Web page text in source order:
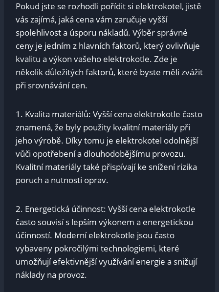
Pokud jste se rozhodli pořídit si elektrokotel, jistě
vás zajímá, jaká cena vám zaručuje vyšší
spolehlivost a úsporu nákladů. Výběr správné
ceny je jedním z hlavních faktorů, který ovlivňuje
kvalitu a výkon vašeho elektrokotle. Zde je
několik důležitých faktorů, které byste měli zvážit
při srovnávání cen.
1. Kvalita materiálů: Vyšší cena elektrokotle často
znamená, že byly použity kvalitní materiály při
jeho výrobě. Díky tomu je elektrokotel odolnější
vůči opotřebení a dlouhodobějšímu provozu.
Kvalitní materiály také přispívají ke snížení rizika
poruch a nutnosti oprav.
2. Energetická účinnost: Vyšší cena elektrokotle
často souvisí s lepším výkonem a energetickou
účinností. Moderní elektrokotle jsou často
vybaveny pokročilými technologiemi, které
umožňují efektivnější využívání energie a snižují
náklady na provoz.